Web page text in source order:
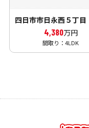
四日市市日永西５丁目
4,380万円
間取り：4LDK